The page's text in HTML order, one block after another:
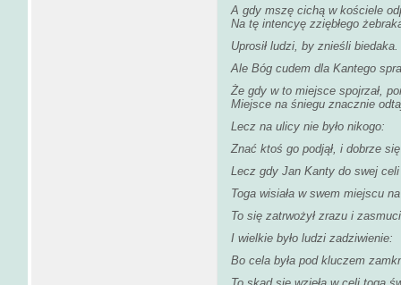
A gdy mszę cichą w kościele
Na tę intencyę zziębłego
Uprosił ludzi, by znieśli biedaka.
Ale Bóg cudem dla Kantego
Że gdy w to miejsce spojrzał,
Miejsce na śniegu znacznie
Lecz na ulicy nie było nikogo:
Znać ktoś go podjął, i dobrze się
Lecz gdy Jan Kanty do swej celi
Toga wisiała w swem miejscu
To się zatrwożył zrazu i
I wielkie było ludzi zadziwienie:
Bo cela była pod kluczem